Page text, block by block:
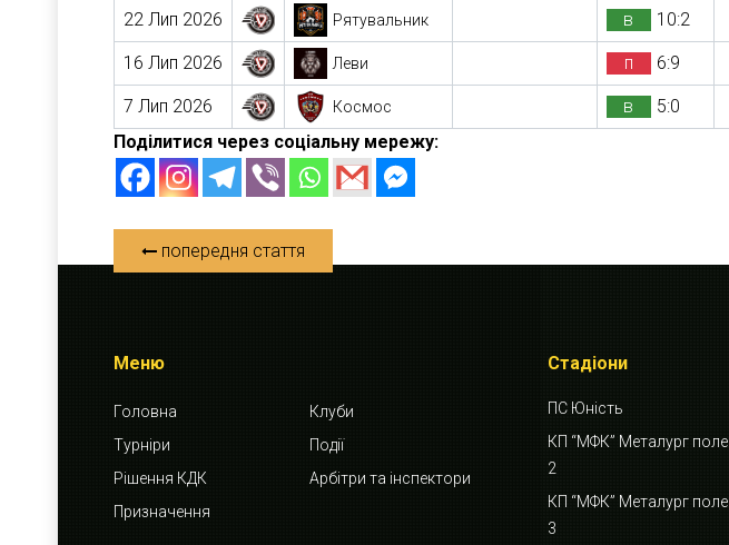
22 Лип 2026 Рятувальник в 10:2
16 Лип 2026 Леви п 6:9
7 Лип 2026 Космос в 5:0
Поділитися через соціальну мережу:
попередня стаття
Меню
Головна
Клуби
Турніри
Події
Рішення КДК
Арбітри та інспектори
Призначення
Стадіони
ПС Юність
КП “МФК” Металург поле
2
КП “МФК” Металург поле
3